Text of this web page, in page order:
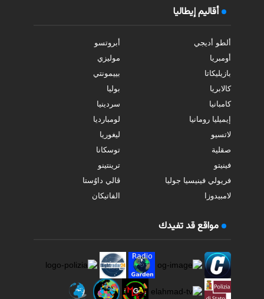
أقاليم إيطاليا
ألطو أديجي
أبروتسو
أومبريا
موليزي
بازيليكاتا
بييمونتي
كالابريا
بوليا
كامبانيا
سردينيا
إيميليا رومانيا
لومبارديا
لاتسيو
ليغوريا
صقلية
توسكانا
فينيتو
ترينتينو
فريولي فينيسيا جوليا
ڤالي داوُستا
لامبيدوزا
الفاتيكان
مواقع قد تفيدك